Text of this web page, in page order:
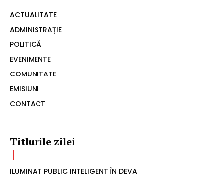
ACTUALITATE
ADMINISTRAȚIE
POLITICĂ
EVENIMENTE
COMUNITATE
EMISIUNI
CONTACT
Titlurile zilei
ILUMINAT PUBLIC INTELIGENT ÎN DEVA